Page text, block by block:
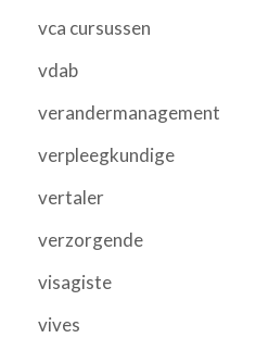
vca cursussen
vdab
verandermanagement
verpleegkundige
vertaler
verzorgende
visagiste
vives